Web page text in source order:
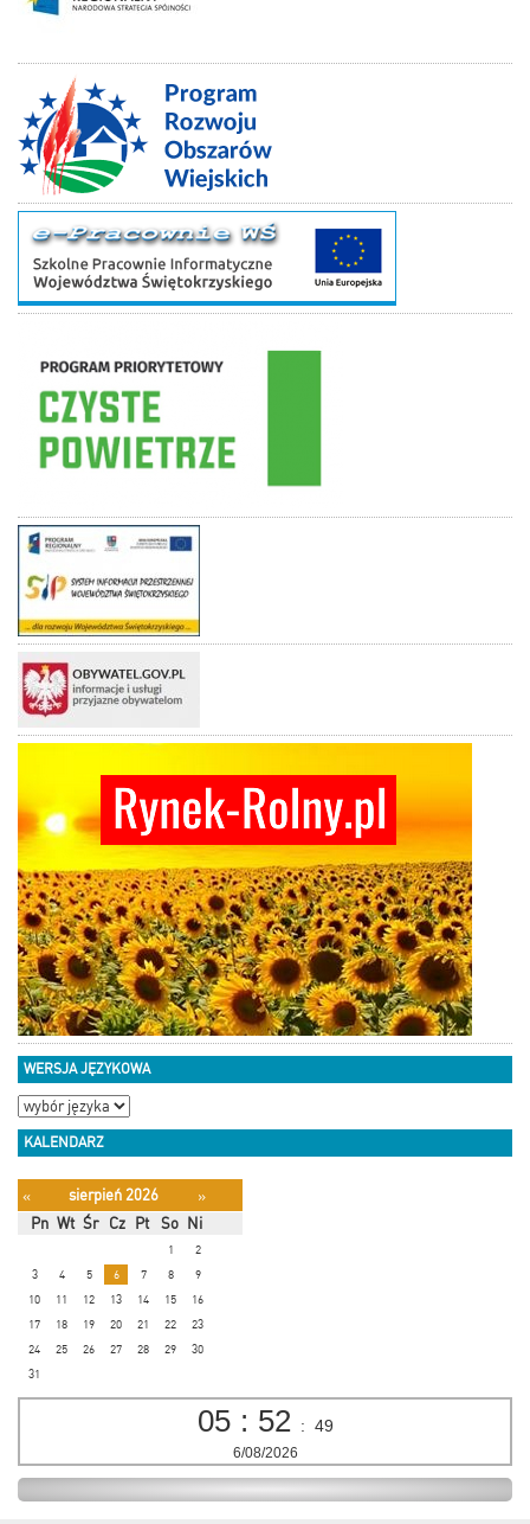
WERSJA JĘZYKOWA
KALENDARZ
« sierpień 2026
»
Pn Wt Śr Cz Pt So Ni
1
2
3
4 5 6 7 8
9
10
11 12 13 14 15
16
17
18 19 20 21 22
23
24
25 26 27 28 29
30
31
05 : 52 : 50
6/08/2026